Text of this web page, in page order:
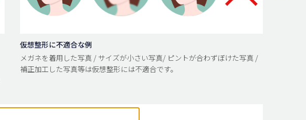
仮想整形に不適合な例
メガネを着用した写真 / サイズが小さい写真/ ピントが合わずぼけた写真 /
補正加工した写真等は仮想整形には不適合です。